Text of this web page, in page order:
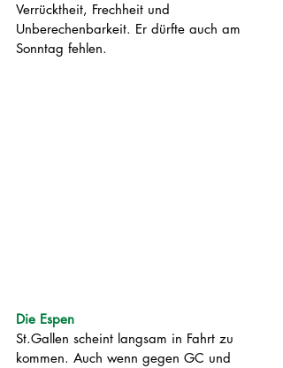
Verrücktheit, Frechheit und
Unberechenbarkeit. Er dürfte auch am
Sonntag fehlen.
Die Espen
St.Gallen scheint langsam in Fahrt zu
kommen. Auch wenn gegen GC und